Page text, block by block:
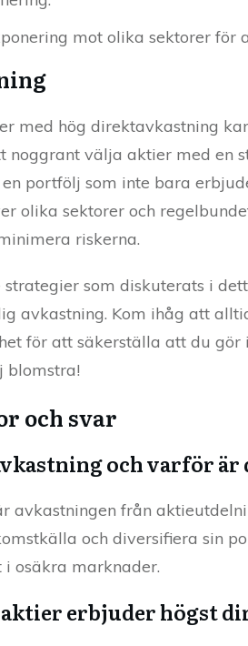
mot olika sektorer
med hög direktavkastning
noggrant välja aktier med en
portfölj som inte bara
olika sektorer och
riskerna.
som diskuterats i
avkastning. Kom ihåg att
för att säkerställa att du
blomstra!
och svar
och varför
avkastningen från
och diversifiera sin
osäkra marknader.
aktier erbjuder högst